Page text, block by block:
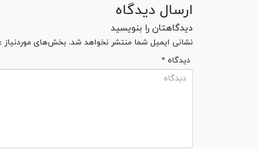
ارسال دیدگاه
دیدگاهتان را بنویسید
نشانی ایمیل شما منتشر نخواهد شد. بخش‌های موردنیاز
* دیدگاه